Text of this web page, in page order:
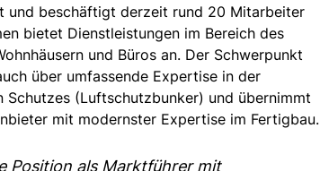
und beschäftigt derzeit rund 20 Mitarbeiter
bietet Dienstleistungen im Bereich des
und Büros an. Der Schwerpunkt
über umfassende Expertise in der
Schutzes (Luftschutzbunker) und übernimmt
mit modernster Expertise im Fertigbau.
Position als Marktführer mit